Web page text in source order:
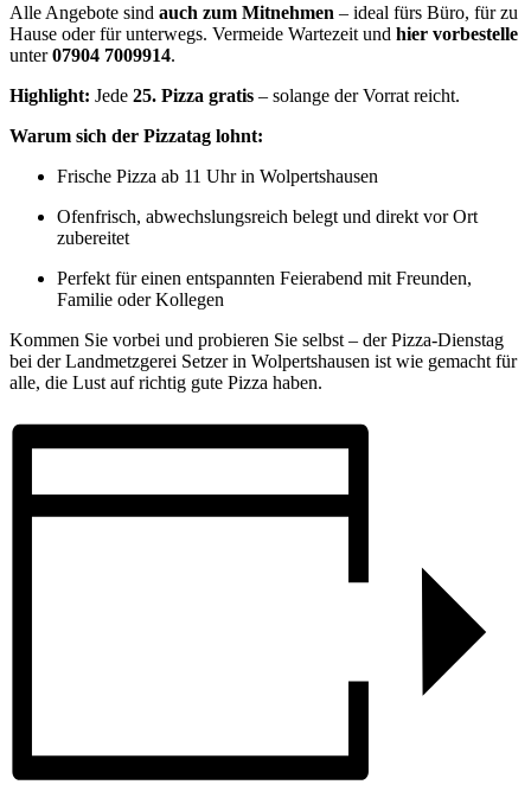
Alle Angebote sind auch zum Mitnehmen – ideal fürs Büro, für zu
Hause oder für unterwegs. Vermeide Wartezeit und hier vorbestelle
unter07904 7009914.
Highlight: Jede 25. Pizza gratis – solange der Vorrat reicht.
Warum sich der Pizzatag lohnt:
Frische Pizza ab 11 Uhr in Wolpertshausen
Ofenfrisch, abwechslungsreich belegt und direkt vor Ort
zubereitet
Perfekt für einen entspannten Feierabend mit Freunden,
Familie oder Kollegen
Kommen Sie vorbei und probieren Sie selbst – der Pizza-Dienstag
bei der Landmetzgerei Setzer in Wolpertshausen ist wie gemacht für
alle, die Lust auf richtig gute Pizza haben.